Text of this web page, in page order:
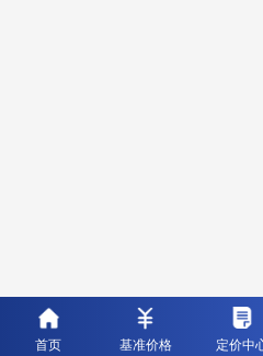
首页 基准价格 定价中